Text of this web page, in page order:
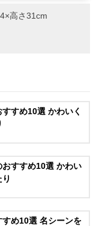
高さ31cm
すめ10選 かわいく
すすめ10選 かわい
め10選 名シーンを